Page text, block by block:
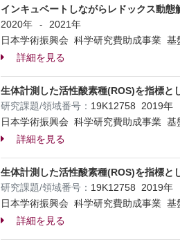
インキュベートしながらレドックス動
2020年
-
2021年
日本学術振興会 科学研究費助成事業 基
詳細を見る
生体計測した活性酸素種(ROS)を指標と
研究課題/領域番号： 19K12758 2019年
日本学術振興会 科学研究費助成事業 基
詳細を見る
生体計測した活性酸素種(ROS)を指標と
研究課題/領域番号： 19K12758 2019年
日本学術振興会 科学研究費助成事業 基
詳細を見る